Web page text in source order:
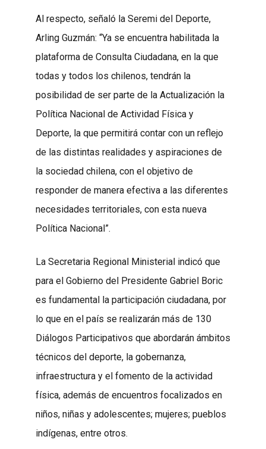
Al respecto, señaló la Seremi del Deporte,
Arling Guzmán: “Ya se encuentra habilitada la
plataforma de Consulta Ciudadana, en la que
todas y todos los chilenos, tendrán la
posibilidad de ser parte de la Actualización la
Política Nacional de Actividad Física y
Deporte, la que permitirá contar con un reflejo
de las distintas realidades y aspiraciones de
la sociedad chilena, con el objetivo de
responder de manera efectiva a las diferentes
necesidades territoriales, con esta nueva
Política Nacional”.
La Secretaria Regional Ministerial indicó que
para el Gobierno del Presidente Gabriel Boric
es fundamental la participación ciudadana, por
lo que en el país se realizarán más de 130
Diálogos Participativos que abordarán ámbitos
técnicos del deporte, la gobernanza,
infraestructura y el fomento de la actividad
física, además de encuentros focalizados en
niños, niñas y adolescentes; mujeres; pueblos
indígenas, entre otros.